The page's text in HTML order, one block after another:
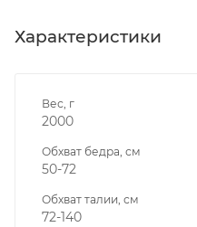
Характеристики
Вес, г
2000
Обхват бедра, см
50-72
Обхват талии, см
72-140